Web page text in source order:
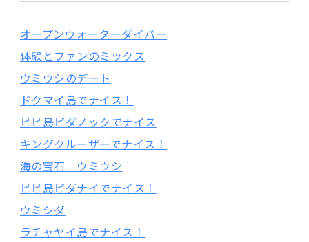
オープンウォーターダイバー
体験とファンのミックス
ウミウシのデート
ドクマイ島でナイス！
ピピ島ビダノックでナイス
キングクルーザーでナイス！
海の宝石 ウミウシ
ピピ島ビダナイでナイス！
ウミシダ
ラチャヤイ島でナイス！